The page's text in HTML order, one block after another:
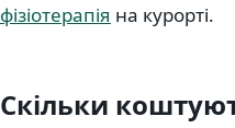
фізіотерапія на курорті.
Скільки